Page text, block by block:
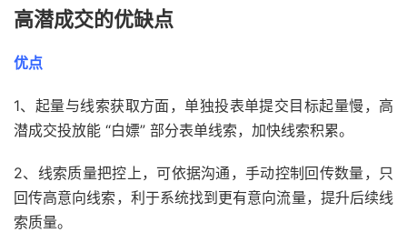
高潜成交的优缺点
优点
1、起量与线索获取方面，单独投表单提交目标起量慢，高
潜成交投放能 “白嫖” 部分表单线索，加快线索积累。
2、线索质量把控上，可依据沟通，手动控制回传数量，只
回传高意向线索，利于系统找到更有意向流量，提升后续线
索质量。